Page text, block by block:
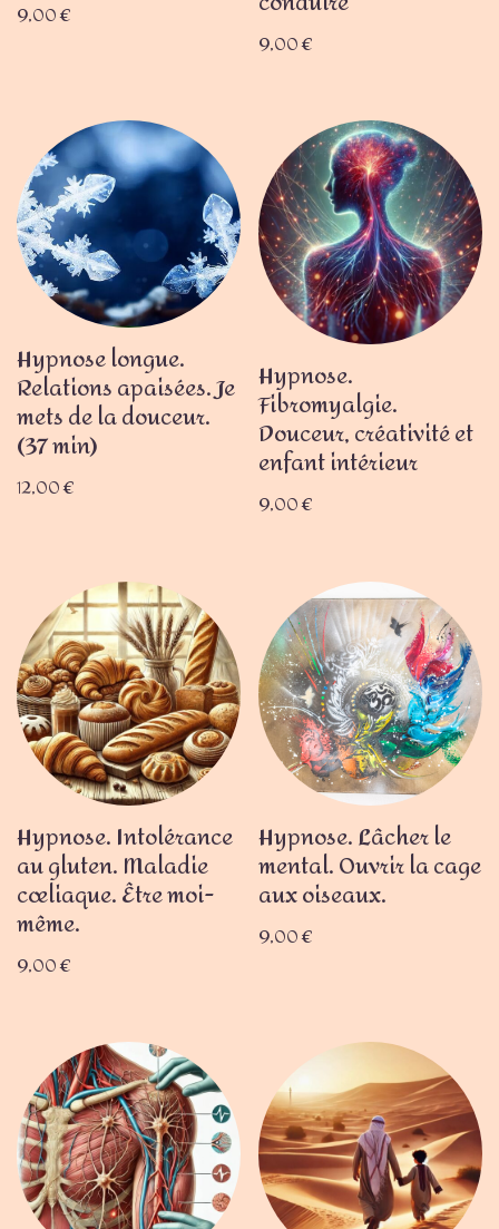
9,00€
9,00€
Hypnose longue.
Relations apaisées. Je
mets de la douceur.
(37 min)
12,00€
Hypnose.
Fibromyalgie.
Douceur, créativité et
enfant intérieur
9,00€
Hypnose. Intolérance
au gluten. Maladie
cœliaque. Être moi-
même.
9,00€
Hypnose. Lâcher le
mental. Ouvrir la cage
aux oiseaux.
9,00€